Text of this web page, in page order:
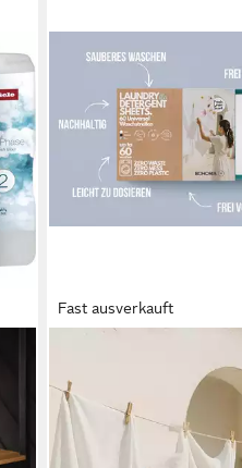
Fast ausverkauft
Waschmittel Blätter
Feinwaschmittel
16,90 €
UVP29,00 €
-42%